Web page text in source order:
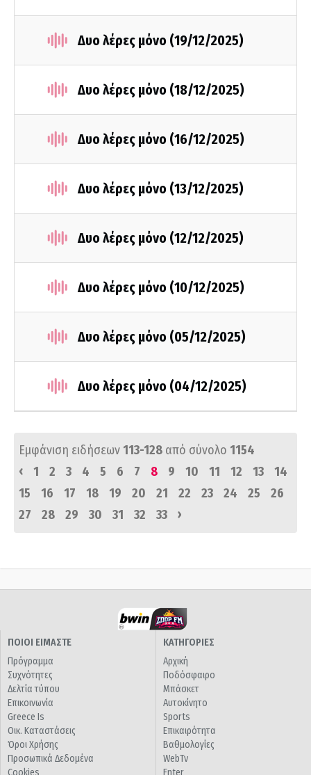
Δυο λέρες μόνο (19/12/2025)
Δυο λέρες μόνο (18/12/2025)
Δυο λέρες μόνο (16/12/2025)
Δυο λέρες μόνο (13/12/2025)
Δυο λέρες μόνο (12/12/2025)
Δυο λέρες μόνο (10/12/2025)
Δυο λέρες μόνο (05/12/2025)
Δυο λέρες μόνο (04/12/2025)
Εμφάνιση ειδήσεων113-128 από σύνολο 1154
‹
1 2 3 4 5 6 7 8 9 10 11 12 13
14
15
16 17 18 19 20 21 22 23 24 25
26
27
28 29 30 31 32 33 ›
ΠΟΙΟΙ ΕΙΜΑΣΤΕ
Πρόγραμμα
Συχνότητες
Δελτία τύπου
Επικοινωνία
Greece Is
Οικ. Καταστάσεις
Όροι Χρήσης
Προσωπικά Δεδομένα
Cookies
ΚΑΤΗΓΟΡΙΕΣ
Αρχική
Ποδόσφαιρο
Μπάσκετ
Αυτοκίνητο
Sports
Επικαιρότητα
Βαθμολογίες
WebTv
Enter